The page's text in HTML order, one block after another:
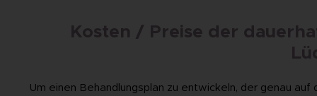
Kosten / Preise der
Um einen Behandlungsplan zu entwickeln, der genau